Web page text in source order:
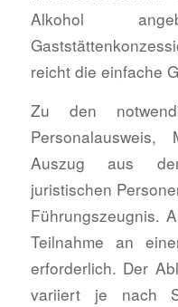
Alkohol
reicht die einfache
Zu den
Auszug aus
juristischen
Führungszeugnis.
Teilnahme an
erforderlich. Der
variiert je nach